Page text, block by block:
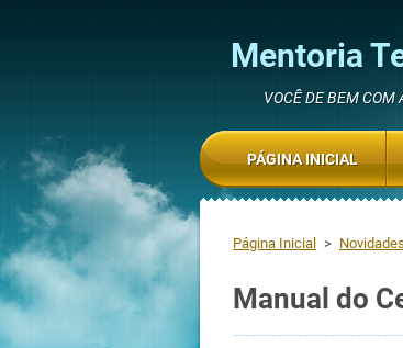
Mentoria
VOCÊ DE BEM COM
Página Inicial > Novidades
Manual do
PÁGINA INICIAL